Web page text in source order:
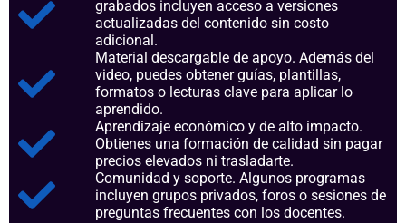
grabados incluyen acceso a versiones
actualizadas del contenido sin costo
adicional.
Material descargable de apoyo. Además del
video, puedes obtener guías, plantillas,
formatos o lecturas clave para aplicar lo
aprendido.
Aprendizaje económico y de alto impacto.
Obtienes una formación de calidad sin pagar
precios elevados ni trasladarte.
Comunidad y soporte. Algunos programas
incluyen grupos privados, foros o sesiones de
preguntas frecuentes con los docentes.